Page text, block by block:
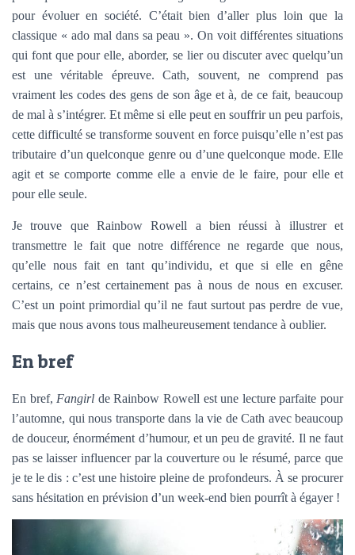
pour évoluer en société. C’était bien d’aller plus loin que la
classique « ado mal dans sa peau ». On voit différentes situations
qui font que pour elle, aborder, se lier ou discuter avec quelqu’un
est une véritable épreuve. Cath, souvent, ne comprend pas
vraiment les codes des gens de son âge et à, de ce fait, beaucoup
de mal à s’intégrer. Et même si elle peut en souffrir un peu parfois,
cette difficulté se transforme souvent en force puisqu’elle n’est pas
tributaire d’un quelconque genre ou d’une quelconque mode. Elle
agit et se comporte comme elle a envie de le faire, pour elle et
pour elle seule.
Je trouve que Rainbow Rowell a bien réussi à illustrer et
transmettre le fait que notre différence ne regarde que nous,
qu’elle nous fait en tant qu’individu, et que si elle en gêne
certains, ce n’est certainement pas à nous de nous en excuser.
C’est un point primordial qu’il ne faut surtout pas perdre de vue,
mais que nous avons tous malheureusement tendance à oublier.
En bref
En bref,Fangirl de Rainbow Rowell est une lecture parfaite pour
l’automne, qui nous transporte dans la vie de Cath avec beaucoup
de douceur, énormément d’humour, et un peu de gravité. Il ne faut
pas se laisser influencer par la couverture ou le résumé, parce que
je te le dis : c’est une histoire pleine de profondeurs. À se procurer
sans hésitation en prévision d’un week-end bien pourrît à égayer !